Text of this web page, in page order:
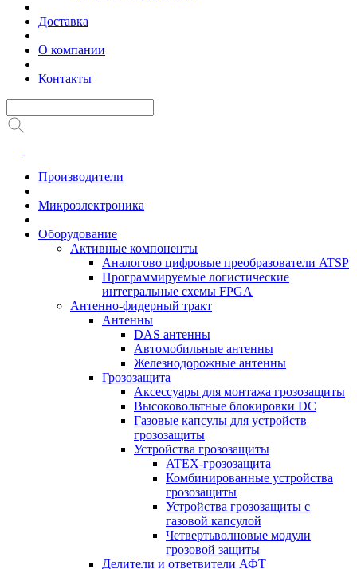
Доставка
О компании
Контакты
Производители
Микроэлектроника
Оборудование
Активные компоненты
Аналогово цифровые преобразователи ATSP
Программируемые логистические
интегральные схемы FPGA
Антенно-фидерный тракт
Антенны
DAS антенны
Автомобильные антенны
Железнодорожные антенны
Грозозащита
Аксессуары для монтажа грозозащиты
Высоковольтные блокировки DC
Газовые капсулы для устройств
грозозащиты
Устройства грозозащиты
ATEX-грозозащита
Комбинированные устройства
грозозащиты
Устройства грозозащиты с
газовой капсулой
Четвертьволновые модули
грозовой защиты
Делители и ответвители АФТ